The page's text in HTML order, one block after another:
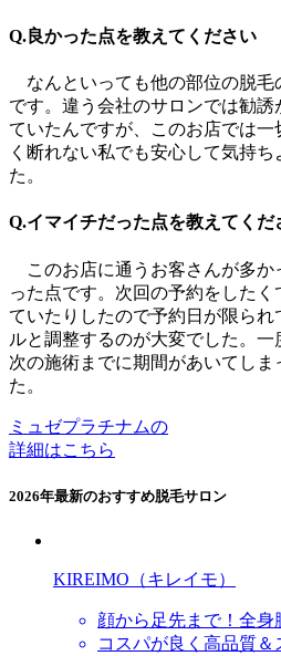
Q.良かった点を教えてください
なんといっても他の部位の脱毛
です。違う会社のサロンでは勧
ていたんですが、このお店では
く断れない私でも安心して気持
た。
Q.イマイチだった点を教えてくだ
このお店に通うお客さんが多か
った点です。次回の予約をした
ていたりしたので予約日が限ら
ルと調整するのが大変でした。
次の施術までに期間があいてし
た。
ミュゼプラチナムの
詳細はこちら
2026年最新のおすすめ脱毛サロン
KIREIMO（キレイモ）
顔から足先まで！全身
コスパが良く高品質